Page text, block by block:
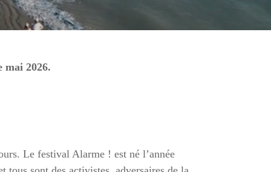
mai 2026.
Le festival Alarme ! est né l’année